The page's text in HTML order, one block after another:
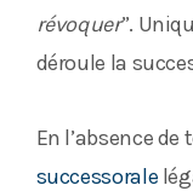
révoquer”.
déroule la
En l’absence
successorale